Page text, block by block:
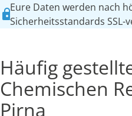
Eure Daten werden nach
Sicherheitsstandards SSL-
Häufig
Chemischen
Pirna